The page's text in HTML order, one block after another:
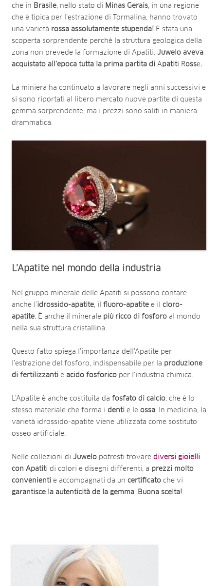
che in Brasile , nello stato di Minas Gerais , in una regione
che è tipica per l’estrazione di Tormalina, hanno trovato
una varietà rossa assolutamente stupenda! È stata una
scoperta sorprendente perché la struttura geologica della
zona non prevede la formazione di Apatiti. Juwelo aveva
acquistato all’epoca tutta la prima partita di Apatiti Rosse.
La miniera ha continuato a lavorare negli anni successivi e
si sono riportati al libero mercato nuove partite di questa
gemma sorprendente, ma i prezzi sono saliti in maniera
drammatica.
L’Apatite nel mondo della industria
Nel gruppo minerale delle Apatiti si possono contare
anche l’idrossido-apatite , il fluoro-apatite e il cloro-
apatite . È anche il minerale più ricco di fosforo al mondo
nella sua struttura cristallina.
Questo fatto spiega l’importanza dell’Apatite per
l’estrazione del fosforo, indispensabile per la produzione
di fertilizzanti e acido fosforico per l’industria chimica.
L’Apatite è anche costituita da fosfato di calcio , che è lo
stesso materiale che forma i denti e le ossa . In medicina, la
varietà idrossido-apatite viene utilizzata come sostituto
osseo artificiale.
Nelle collezioni di Juwelo potresti trovare diversi gioielli
con Apatiti di colori e disegni differenti, a prezzi molto
convenienti e accompagnati da un certificato che vi
garantisce la autenticità de la gemma
Buona scelta!